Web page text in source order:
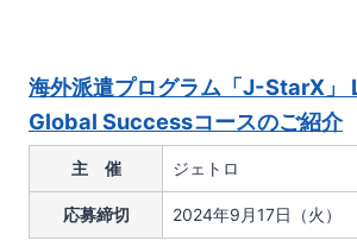
海外派遣プログラム「J-StarX」
Global Successコースのご紹介
主 催 ジェトロ
応募締切 2024年9月17日（火）